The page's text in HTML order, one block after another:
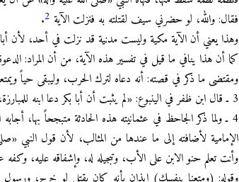
فقال: والله، لو حضرني سيف لقتلته به فنزلت الآية 2
.
وهذا يعني أن الآية مكية وليست مدنية قد نزلت في أحد، لأن
كما أن هذا ينافي ما قيل في تفسير هذه الآية، من أن المراد:
ومقتضى ما ذكر في قصته: أنه دعاه لترك الحرب، وليبقى حياً
3 ـ قال ابن ظفر في الينبوع: «لم يثبت أن أبا بكر دعا ابنه للمبارزة، وإنما هو شيء ذكر في كتب التفسير»
4 ـ ولما ذكر الجاحظ في عثمانيته هذه الحادثة متبجحاً بها،
الإمامية لأضافته إلى ما عندها من المثالب، لأن قول النبي
وأنت تعلم حنو الابن على الأب، وتبجيله له، وإشفاقه عليه،